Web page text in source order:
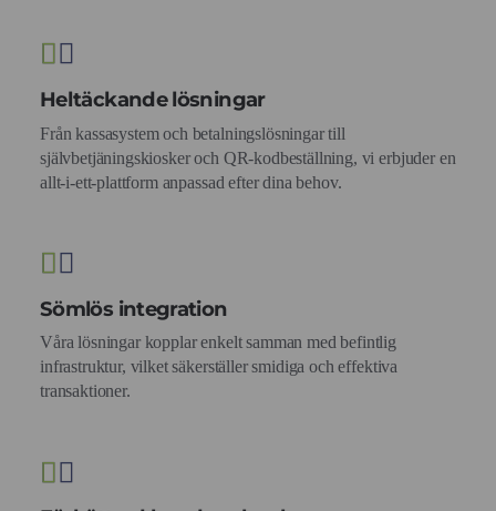
Heltäckande lösningar
Från kassasystem och betalningslösningar till
självbetjäningskiosker och QR-kodbeställning, vi erbjuder en
allt-i-ett-plattform anpassad efter dina behov.
Sömlös integration
Våra lösningar kopplar enkelt samman med befintlig
infrastruktur, vilket säkerställer smidiga och effektiva
transaktioner.